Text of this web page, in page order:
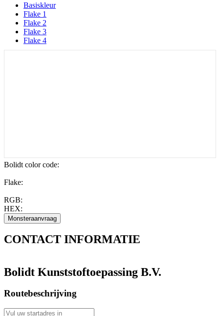
Basiskleur
Flake 1
Flake 2
Flake 3
Flake 4
Bolidt color code:
Flake:
RGB:
HEX:
CONTACT INFORMATIE
Bolidt Kunststoftoepassing B.V.
Routebeschrijving